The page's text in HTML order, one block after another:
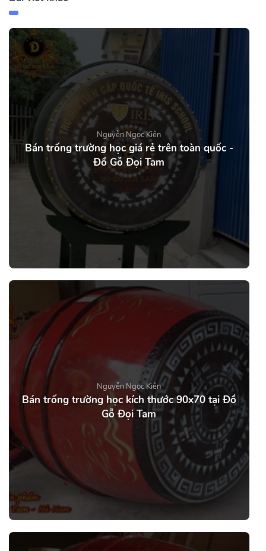
Nguyễn Ngọc Kiên
Bán trống trường học giá rẻ trên toàn quốc -
Đồ Gỗ Đọi Tam
Nguyễn Ngọc Kiên
Bán trống trường học kích thước 90x70 tại Đồ
Gỗ Đọi Tam